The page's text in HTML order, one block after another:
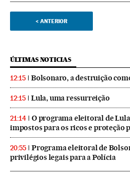
< ANTERIOR
ÚLTIMAS NOTICIAS
12:15 Bolsonaro, a destruição
12:15 Lula, uma ressurreição
21:14
O programa eleitoral de
impostos para os ricos e proteção
20:55
Programa eleitoral de
privilégios legais para a Polícia